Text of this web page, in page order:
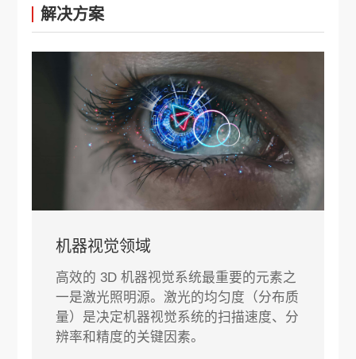
解决方案
机器视觉领域
高效的 3D 机器视觉系统最重要的元素之
一是激光照明源。激光的均匀度（分布质
量）是决定机器视觉系统的扫描速度、分
辨率和精度的关键因素。